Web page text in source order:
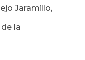
Jaramillo,
la